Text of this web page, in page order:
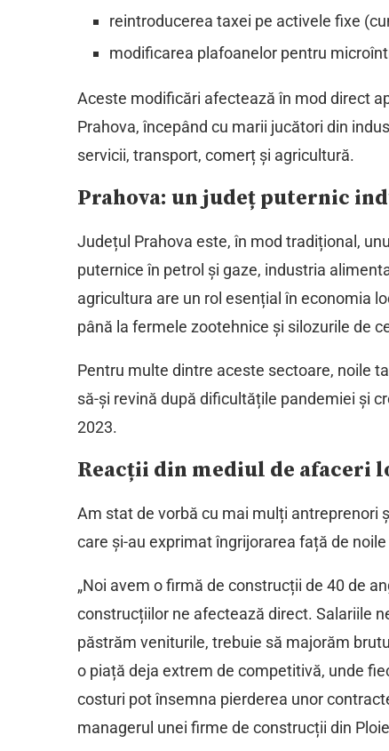
reintroducerea taxei pe activele fixe
modificarea plafoanelor pentru
Aceste modificări afectează în mod direct
Prahova, începând cu marii jucători din
servicii, transport, comerț și agricultură.
Prahova: un județ puternic
Județul Prahova este, în mod tradițional,
puternice în petrol și gaze, industria
agricultura are un rol esențial în economia
până la fermele zootehnice și silozurile de
Pentru multe dintre aceste sectoare, noile
să-și revină după dificultățile pandemiei și
2023.
Reacții din mediul de afaceri
Am stat de vorbă cu mai mulți antreprenori
care și-au exprimat îngrijorarea față de
„Noi avem o firmă de construcții de 40 de
construcțiilor ne afectează direct. Salariile
păstrăm veniturile, trebuie să majorăm
o piață deja extrem de competitivă, unde
costuri pot însemna pierderea unor
managerul unei firme de construcții din